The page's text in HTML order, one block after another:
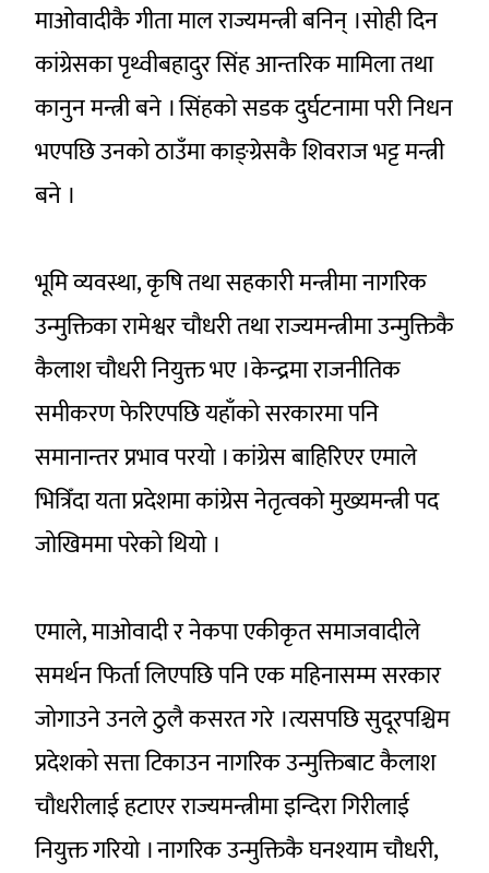
माओवादीकै गीता माल राज्यमन्त्री बनिन् ।सोही दिन
कांग्रेसका पृथ्वीबहादुर सिंह आन्तरिक मामिला तथा
कानुन मन्त्री बने । सिंहको सडक दुर्घटनामा परी निधन
भएपछि उनको ठाउँमा काङ्ग्रेसकै शिवराज भट्ट मन्त्री
बने ।
भूमि व्यवस्था, कृषि तथा सहकारी मन्त्रीमा नागरिक
उन्मुक्तिका रामेश्वर चौधरी तथा राज्यमन्त्रीमा उन्मुक्तिकै
कैलाश चौधरी नियुक्त भए ।केन्द्रमा राजनीतिक
समीकरण फेरिएपछि यहाँको सरकारमा पनि
समानान्तर प्रभाव परयो । कांग्रेस बाहिरिएर एमाले
भित्रिँदा यता प्रदेशमा कांग्रेस नेतृत्वको मुख्यमन्त्री पद
जोखिममा परेको थियो ।
एमाले, माओवादी र नेकपा एकीकृत समाजवादीले
समर्थन फिर्ता लिएपछि पनि एक महिनासम्म सरकार
जोगाउने उनले ठुलै कसरत गरे ।त्यसपछि सुदूरपश्चिम
प्रदेशको सत्ता टिकाउन नागरिक उन्मुक्तिबाट कैलाश
चौधरीलाई हटाएर राज्यमन्त्रीमा इन्दिरा गिरीलाई
नियुक्त गरियो । नागरिक उन्मुक्तिकै घनश्याम चौधरी,